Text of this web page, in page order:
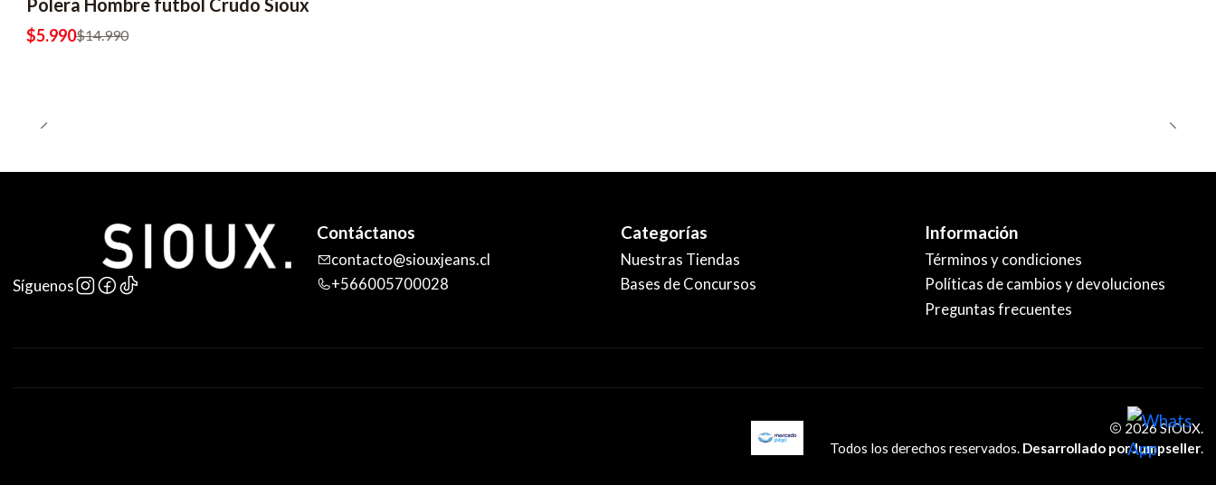
-60% OFF
2x8990
$5.990$14.990
Síguenos
Contáctanos
contacto@siouxjeans.cl
+566005700028
Categorías
Nuestras Tiendas
Bases de Concursos
Información
Términos y condiciones
Políticas de cambios y devoluciones
Preguntas frecuentes
2026 SIOUX.
Todos los derechos reservados. Desarrollado por Jumpseller.